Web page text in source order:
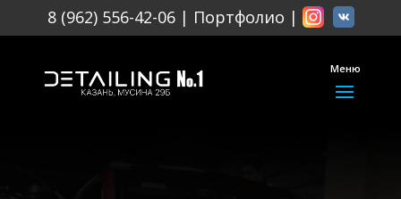
8 (962) 556-42-06 | Портфолио |
Меню